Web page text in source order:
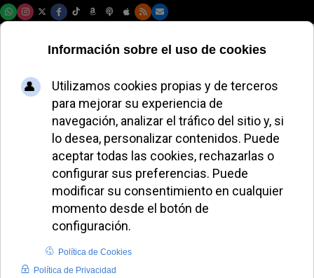
Papa León XIV
recibe al Inter de
Milán tras ganar el
Scudetto
JAVIER RUIZ ARREGUI PAPA LEÓN XIV